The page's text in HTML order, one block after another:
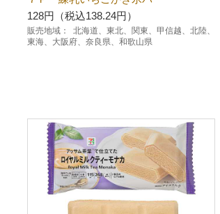
128円（税込138.24円）
販売地域：
北海道、東北、関東、甲信越、北陸、
東海、大阪府、奈良県、和歌山県